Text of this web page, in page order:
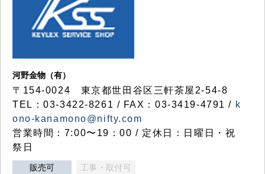
河野金物（有）
〒154-0024 東京都世田谷区三軒茶屋2-54-8
TEL：03-3422-8261 / FAX：03-3419-4791 / k
ono-kanamono@nifty.com
営業時間：7:00〜19：00 / 定休日：日曜日・祝
祭日
販売可 工事・取付可